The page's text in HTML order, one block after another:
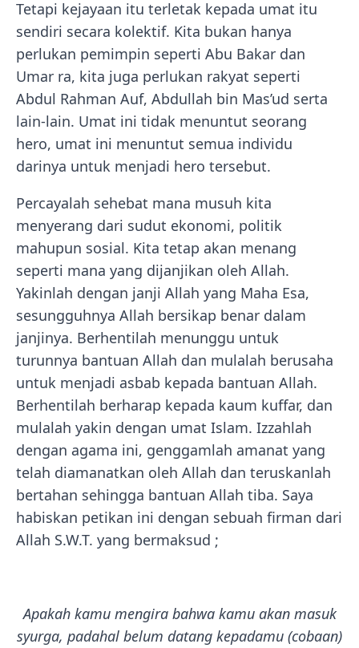
Tetapi kejayaan itu terletak kepada umat itu
sendiri secara kolektif. Kita bukan hanya
perlukan pemimpin seperti Abu Bakar dan
Umar ra, kita juga perlukan rakyat seperti
Abdul Rahman Auf, Abdullah bin Mas’ud serta
lain-lain. Umat ini tidak menuntut seorang
hero, umat ini menuntut semua individu
darinya untuk menjadi hero tersebut.
Percayalah sehebat mana musuh kita
menyerang dari sudut ekonomi, politik
mahupun sosial. Kita tetap akan menang
seperti mana yang dijanjikan oleh Allah.
Yakinlah dengan janji Allah yang Maha Esa,
sesungguhnya Allah bersikap benar dalam
janjinya. Berhentilah menunggu untuk
turunnya bantuan Allah dan mulalah berusaha
untuk menjadi asbab kepada bantuan Allah.
Berhentilah berharap kepada kaum kuffar, dan
mulalah yakin dengan umat Islam. Izzahlah
dengan agama ini, genggamlah amanat yang
telah diamanatkan oleh Allah dan teruskanlah
bertahan sehingga bantuan Allah tiba. Saya
habiskan petikan ini dengan sebuah firman dari
Allah S.W.T. yang bermaksud ;
Apakah kamu mengira bahwa kamu akan masuk
syurga, padahal belum datang kepadamu (cobaan)